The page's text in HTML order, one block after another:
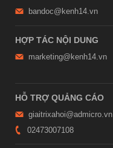
bandoc@kenh14.vn
HỢP TÁC NỘI DUNG
marketing@kenh14.vn
HỖ TRỢ QUẢNG CÁO
giaitrixahoi@admicro.vn
02473007108